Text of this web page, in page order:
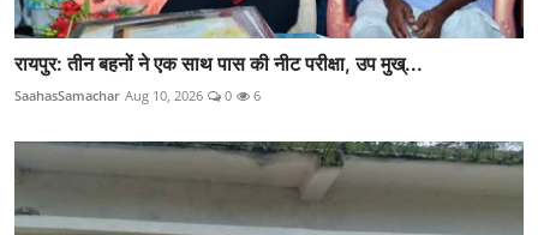
रायपुर: तीन बहनों ने एक साथ पास की नीट परीक्षा, उप मुख्...
SaahasSamachar Aug 10, 2026 0 6